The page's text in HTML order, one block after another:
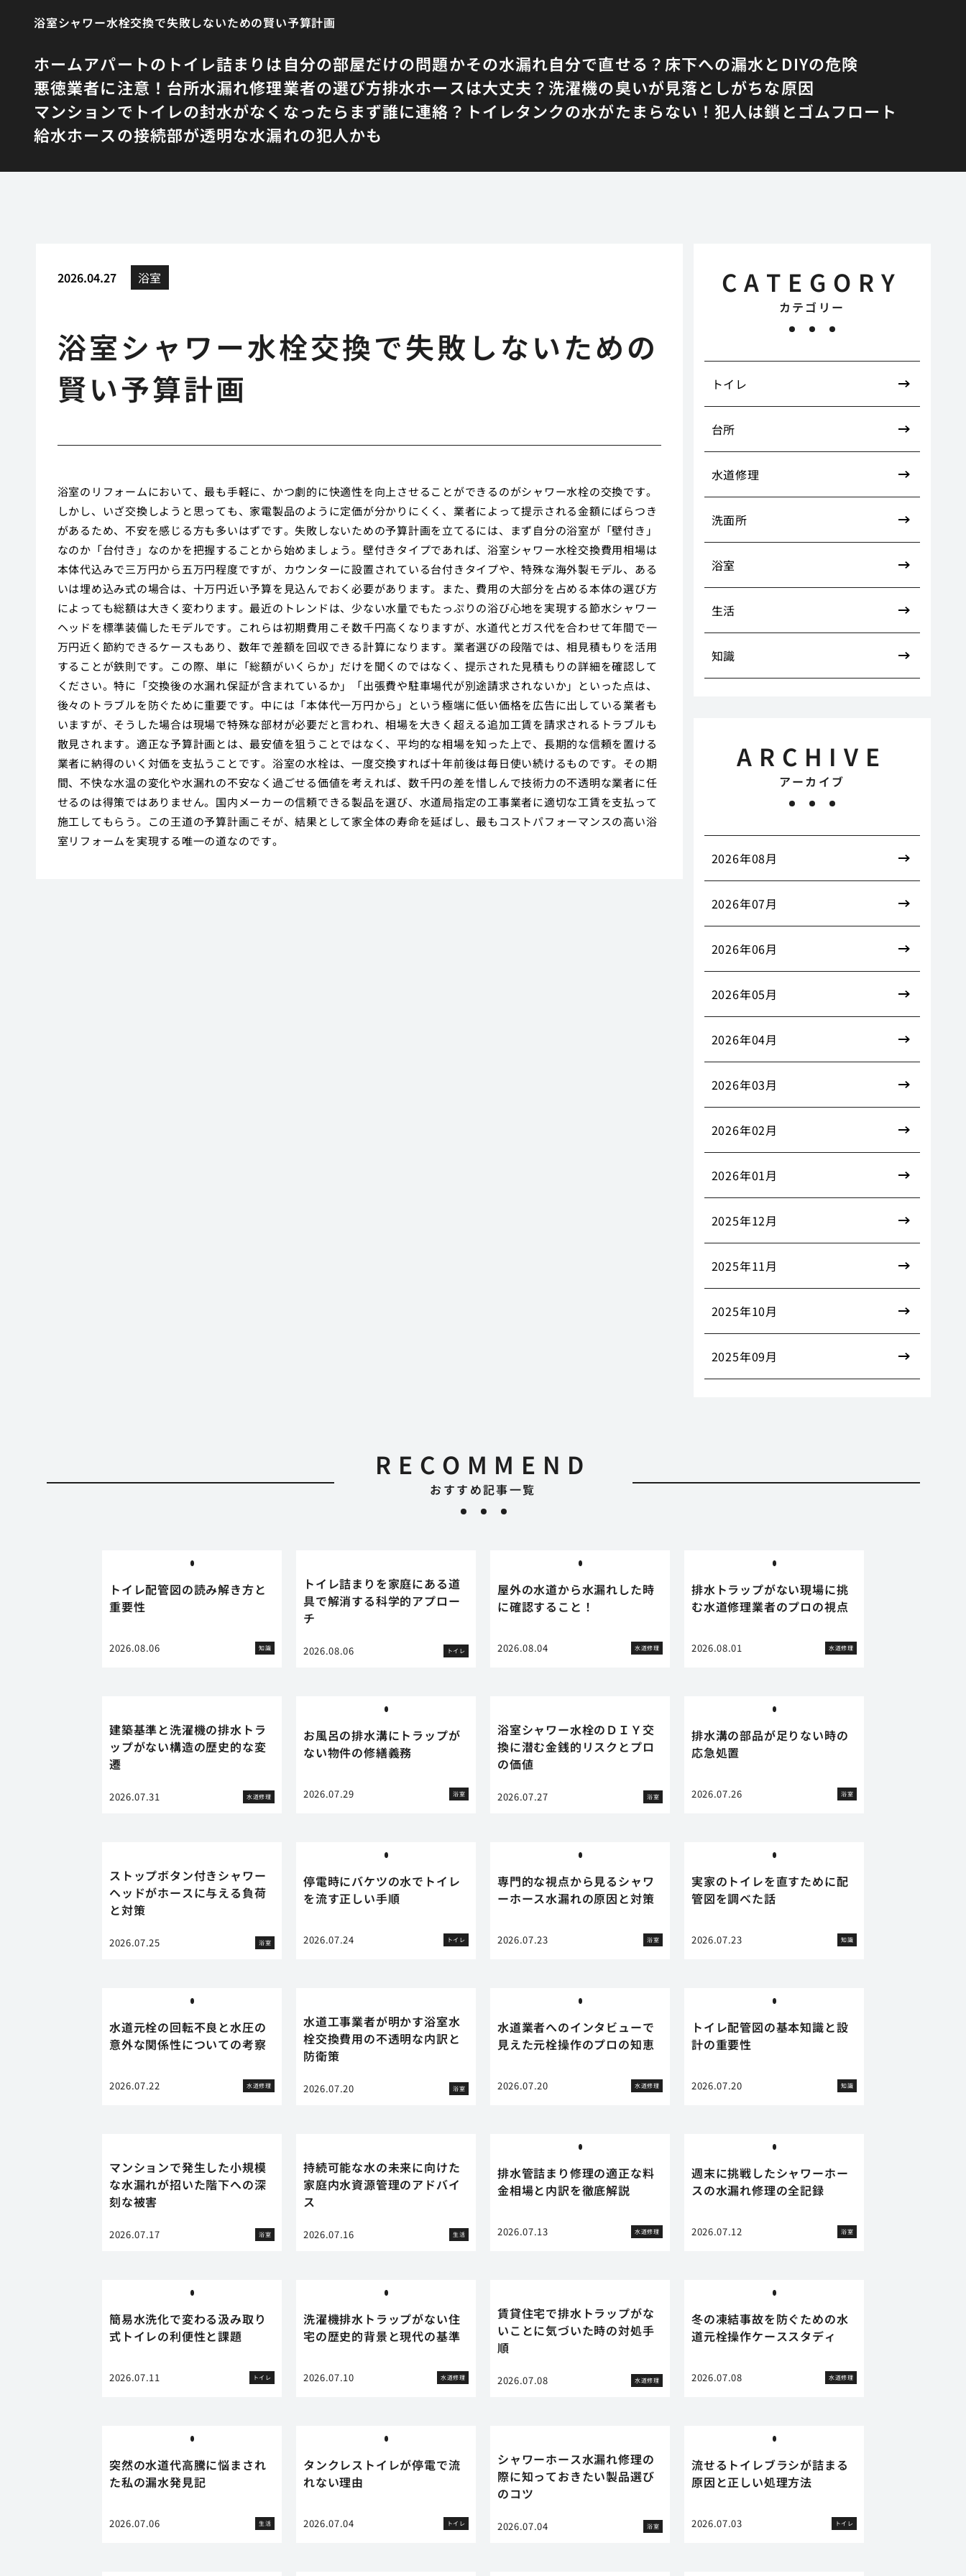
浴室シャワー水栓交換で失敗しないための賢い予算計画
ホームアパートのトイレ詰まりは自分の部屋だけの問題かその水漏れ自分で直せる？床下への漏水とDIYの危険
悪徳業者に注意！台所水漏れ修理業者の選び方排水ホースは大丈夫？洗濯機の臭いが見落としがちな原因
マンションでトイレの封水がなくなったらまず誰に連絡？ トイレタンクの水がたまらない！犯人は鎖とゴムフロート
給水ホースの接続部が透明な水漏れの犯人かも
2026.04.27 浴室
浴室シャワー水栓交換で失敗しないための
賢い予算計画
浴室のリフォームにおいて、最も手軽に、かつ劇的に快適性を向上させることができるのがシャワー水栓の交換です。
しかし、いざ交換しようと思っても、家電製品のように定価が分かりにくく、業者によって提示される金額にばらつき
があるため、不安を感じる方も多いはずです。失敗しないための予算計画を立てるには、まず自分の浴室が「壁付き」
なのか「台付き」なのかを把握することから始めましょう。壁付きタイプであれば、浴室シャワー水栓交換費用相場は
本体代込みで三万円から五万円程度ですが、カウンターに設置されている台付きタイプや、特殊な海外製モデル、ある
いは埋め込み式の場合は、十万円近い予算を見込んでおく必要があります。また、費用の大部分を占める本体の選び方
によっても総額は大きく変わります。最近のトレンドは、少ない水量でもたっぷりの浴び心地を実現する節水シャワー
ヘッドを標準装備したモデルです。これらは初期費用こそ数千円高くなりますが、水道代とガス代を合わせて年間で一
万円近く節約できるケースもあり、数年で差額を回収できる計算になります。業者選びの段階では、相見積もりを活用
することが鉄則です。この際、単に「総額がいくらか」だけを聞くのではなく、提示された見積もりの詳細を確認して
ください。特に「交換後の水漏れ保証が含まれているか」「出張費や駐車場代が別途請求されないか」といった点は、
後々のトラブルを防ぐために重要です。中には「本体代一万円から」という極端に低い価格を広告に出している業者も
いますが、そうした場合は現場で特殊な部材が必要だと言われ、相場を大きく超える追加工賃を請求されるトラブルも
散見されます。適正な予算計画とは、最安値を狙うことではなく、平均的な相場を知った上で、長期的な信頼を置ける
業者に納得のいく対価を支払うことです。浴室の水栓は、一度交換すれば十年前後は毎日使い続けるものです。その期
間、不快な水温の変化や水漏れの不安なく過ごせる価値を考えれば、数千円の差を惜しんで技術力の不透明な業者に任
せるのは得策ではありません。国内メーカーの信頼できる製品を選び、水道局指定の工事業者に適切な工賃を支払って
施工してもらう。この王道の予算計画こそが、結果として家全体の寿命を延ばし、最もコストパフォーマンスの高い浴
室リフォームを実現する唯一の道なのです。
RECOMMEND
おすすめ記事一覧
トイレ配管図の読み解き方と
重要性
2026.08.06 知識
トイレ詰まりを家庭にある道
具で解消する科学的アプロー
チ
2026.08.06 トイレ
屋外の水道から水漏れした時
に確認すること！
2026.08.04 水道修理
排水トラップがない現場に挑
む水道修理業者のプロの視点
2026.08.01 水道修理
建築基準と洗濯機の排水トラ
ップがない構造の歴史的な変
遷
2026.07.31 水道修理
お風呂の排水溝にトラップが
ない物件の修繕義務
2026.07.29 浴室
浴室シャワー水栓のＤＩＹ交
換に潜む金銭的リスクとプロ
の価値
2026.07.27 浴室
排水溝の部品が足りない時の
応急処置
2026.07.26 浴室
ストップボタン付きシャワー
ヘッドがホースに与える負荷
と対策
2026.07.25 浴室
停電時にバケツの水でトイレ
を流す正しい手順
2026.07.24 トイレ
専門的な視点から見るシャワ
ーホース水漏れの原因と対策
2026.07.23 浴室
実家のトイレを直すために配
管図を調べた話
2026.07.23 知識
水道元栓の回転不良と水圧の
意外な関係性についての考察
2026.07.22 水道修理
水道工事業者が明かす浴室水
栓交換費用の不透明な内訳と
防衛策
2026.07.20 浴室
水道業者へのインタビューで
見えた元栓操作のプロの知恵
2026.07.20 水道修理
トイレ配管図の基本知識と設
計の重要性
2026.07.20 知識
マンションで発生した小規模
な水漏れが招いた階下への深
刻な被害
2026.07.17 浴室
持続可能な水の未来に向けた
家庭内水資源管理のアドバイ
ス
2026.07.16 生活
排水管詰まり修理の適正な料
金相場と内訳を徹底解説
2026.07.13 水道修理
週末に挑戦したシャワーホー
スの水漏れ修理の全記録
2026.07.12 浴室
簡易水洗化で変わる汲み取り
式トイレの利便性と課題
2026.07.11 トイレ
洗濯機排水トラップがない住
宅の歴史的背景と現代の基準
2026.07.10 水道修理
賃貸住宅で排水トラップがな
いことに気づいた時の対処手
順
2026.07.08 水道修理
冬の凍結事故を防ぐための水
道元栓操作ケーススタディ
2026.07.08 水道修理
突然の水道代高騰に悩まされ
た私の漏水発見記
2026.07.06 生活
タンクレストイレが停電で流
れない理由
2026.07.04 トイレ
シャワーホース水漏れ修理の
際に知っておきたい製品選び
のコツ
2026.07.04 浴室
流せるトイレブラシが詰まる
原因と正しい処理方法
2026.07.03 トイレ
CATEGORY
カテゴリー
トイレ
台所
水道修理
洗面所
浴室
生活
知識
ARCHIVE
アーカイブ
2026年08月
2026年07月
2026年06月
2026年05月
2026年04月
2026年03月
2026年02月
2026年01月
2025年12月
2025年11月
2025年10月
2025年09月